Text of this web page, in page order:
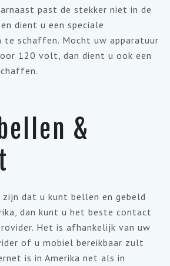
past de stekker niet in de
dient u een speciale
te schaffen. Mocht uw apparatuur
120 volt, dan dient u ook een
&
dat u kunt bellen en gebeld
dan kunt u het beste contact
Het is afhankelijk van uw
of u mobiel bereikbaar zult
is in Amerika net als in